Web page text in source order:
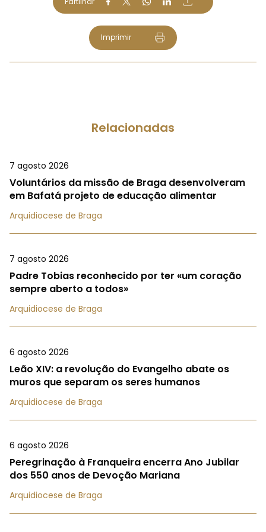
Imprimir
Relacionadas
7 agosto 2026
Voluntários da missão de Braga desenvolveram
em Bafatá projeto de educação alimentar
Arquidiocese de Braga
7 agosto 2026
Padre Tobias reconhecido por ter «um coração
sempre aberto a todos»
Arquidiocese de Braga
6 agosto 2026
Leão XIV: a revolução do Evangelho abate os
muros que separam os seres humanos
Arquidiocese de Braga
6 agosto 2026
Peregrinação à Franqueira encerra Ano Jubilar
dos 550 anos de Devoção Mariana
Arquidiocese de Braga